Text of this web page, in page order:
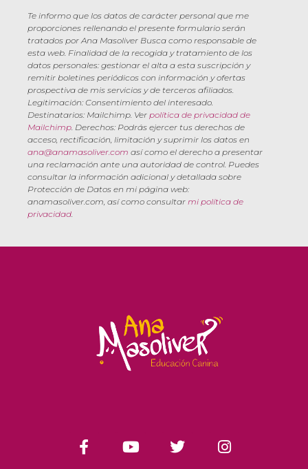
Te informo que los datos de carácter personal que me
proporciones rellenando el presente formulario serán
tratados por Ana Masoliver Busca como responsable de
esta web. Finalidad de la recogida y tratamiento de los
datos personales: gestionar el alta a esta suscripción y
remitir boletines periódicos con información y ofertas
prospectiva de mis servicios y de terceros afiliados.
Legitimación: Consentimiento del interesado.
Destinatarios: Mailchimp. Ver política de privacidad de
Mailchimp . Derechos: Podrás ejercer tus derechos de
acceso, rectificación, limitación y suprimir los datos en
ana@anamasoliver.com así como el derecho a presentar
una reclamación ante una autoridad de control. Puedes
consultar la información adicional y detallada sobre
Protección de Datos en mi página web:
anamasoliver.com, así como consultar mi política de
privacidad